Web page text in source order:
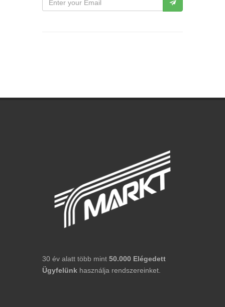
30 év alatt több mint 50.000 Elégedett
Ügyfelünk használja rendszereinket.